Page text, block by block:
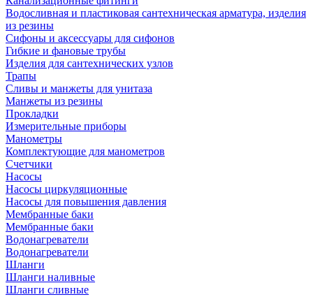
Водосливная и пластиковая сантехническая арматура, изделия
из резины
Сифоны и аксессуары для сифонов
Гибкие и фановые трубы
Изделия для сантехнических узлов
Трапы
Сливы и манжеты для унитаза
Манжеты из резины
Прокладки
Измерительные приборы
Манометры
Комплектующие для манометров
Счетчики
Насосы
Насосы циркуляционные
Насосы для повышения давления
Мембранные баки
Мембранные баки
Водонагреватели
Водонагреватели
Шланги
Шланги наливные
Шланги сливные